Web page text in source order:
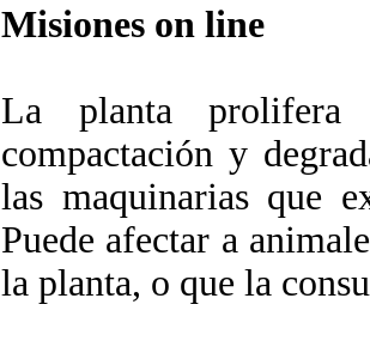
Misiones on line
La planta prolifera
compactación y
las maquinarias que
Puede afectar a
la planta, o que la